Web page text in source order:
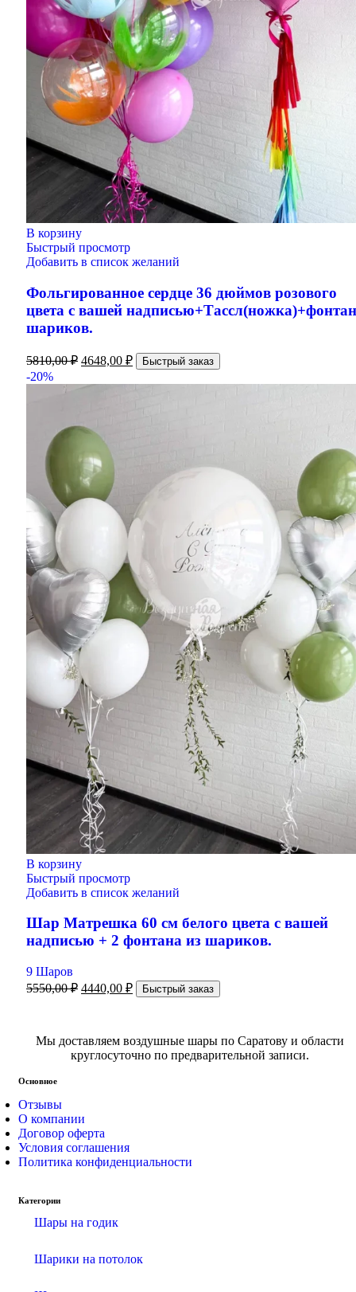
В корзину
Быстрый просмотр
Добавить в список желаний
Фольгированное сердце 36 дюймов розового
цвета с вашей
шариков.
5810,00₽ 4648,00 ₽ Быстрый заказ
-20%
В корзину
Быстрый просмотр
Добавить в список желаний
Шар Матрешка 60 см белого цвета с вашей
надписью + 2 фонтана из шариков.
9 Шаров
5550,00₽ 4440,00 ₽ Быстрый заказ
Мы доставляем воздушные шары по Саратову и области
круглосуточно по предварительной записи.
Основное
Отзывы
О компании
Договор оферта
Условия соглашения
Политика конфиденциальности
Категории
Шары на годик
Шарики на потолок